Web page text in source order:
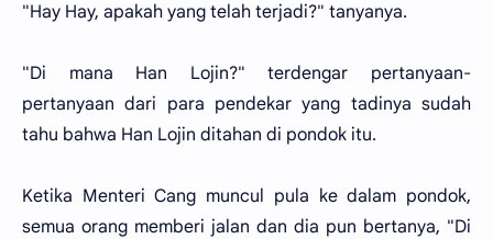
"Hay Hay, apakah yang telah terjadi?" tanyanya.
"Di mana Han Lojin?" terdengar pertanyaan-
pertanyaan dari para pendekar yang tadinya sudah
tahu bahwa Han Lojin ditahan di pondok itu.
Ketika Menteri Cang muncul pula ke dalam pondok,
semua orang memberi jalan dan dia pun bertanya, "Di